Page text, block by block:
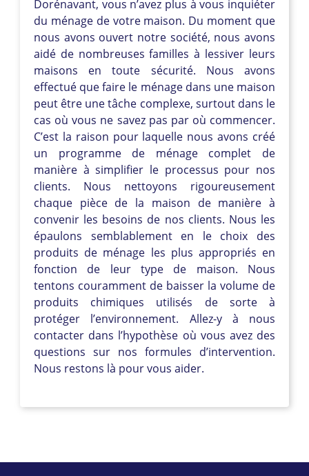
Dorénavant, vous n’avez plus à vous inquiéter
du ménage de votre maison. Du moment que
nous avons ouvert notre société, nous avons
aidé de nombreuses familles à lessiver leurs
maisons en toute sécurité. Nous avons
effectué que faire le ménage dans une maison
peut être une tâche complexe, surtout dans le
cas où vous ne savez pas par où commencer.
C’est la raison pour laquelle nous avons créé
un programme de ménage complet de
manière à simplifier le processus pour nos
clients. Nous nettoyons rigoureusement
chaque pièce de la maison de manière à
convenir les besoins de nos clients. Nous les
épaulons semblablement en le choix des
produits de ménage les plus appropriés en
fonction de leur type de maison. Nous
tentons couramment de baisser la volume de
produits chimiques utilisés de sorte à
protéger l’environnement. Allez-y à nous
contacter dans l’hypothèse où vous avez des
questions sur nos formules d’intervention.
Nous restons là pour vous aider.